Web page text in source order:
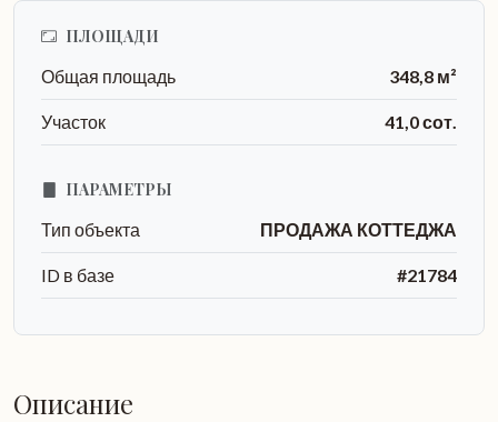
ПЛОЩАДИ
Общая площадь
348,8 м²
Участок 41,0 сот.
ПАРАМЕТРЫ
Тип объекта
ПРОДАЖА КОТТЕДЖА
ID в базе #21784
Описание